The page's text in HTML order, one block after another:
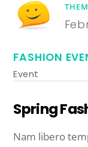
FASHION
Event
Spring
Nam libero